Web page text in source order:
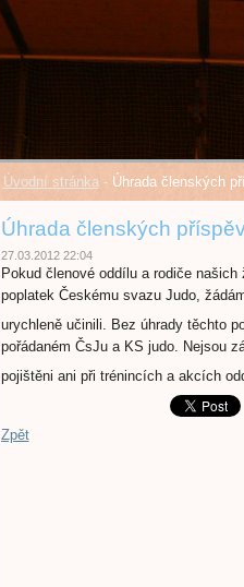
Úvodní stránka - Úhrada členských
Úhrada členských
27.03.2012 22:04
Pokud členové oddílu a rodiče
poplatek Českému svazu Judo,
urychleně učinili. Bez úhrady těchto
pořádaném ČsJu a KS judo. Nejsou
pojištěni ani při trénincích a akcích
Zpět